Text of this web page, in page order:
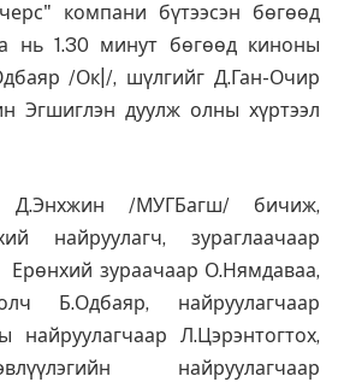
компани бүтээсэн бөгөөд
нь 1.30 минут бөгөөд киноны
/Ок|/, шүлгийг Д.Ган-Очир
Эгшиглэн дуулж олны хүртээл
Д.Энхжин /МУГБагш/ бичиж,
найруулагч, зураглаачаар
Ерөнхий зураачаар О.Нямдаваа,
Б.Одбаяр, найруулагчаар
найруулагчаар Л.Цэрэнтогтох,
найруулагчаар